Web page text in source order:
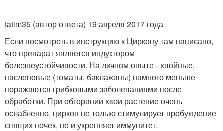
tatim35 (автор ответа) 19 апреля 2017 года
Если посмотреть в инструкцию к Циркону там написано,
что препарат является индуктором
болезнеустойчивости. На личном опыте - хвойные,
пасленовые (томаты, баклажаны) намного меньше
поражаются грибковыми заболеваниями после
обработки. При обгорании хвои растение очень
ослабленно, циркон не только стимулирует пробуждение
спящих почек, но и укрепляет иммунитет.